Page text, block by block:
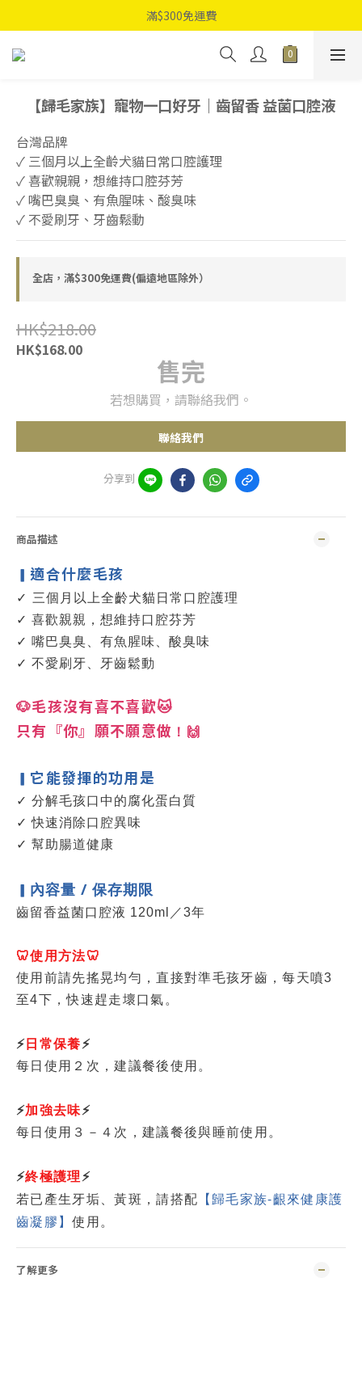
滿$300免運費
【歸毛家族】寵物一口好牙｜齒留香 益菌口腔液
台灣品牌
✓ 三個月以上全齡犬貓日常口腔護理
✓ 喜歡親親，想維持口腔芬芳
✓ 嘴巴臭臭、有魚腥味、酸臭味
✓ 不愛刷牙、牙齒鬆動
全店，滿$300免運費(偏遠地區除外）
HK$218.00
HK$168.00
售完
若想購買，請聯絡我們。
聯絡我們
分享到
商品描述
▎適合什麼毛孩
✓ 三個月以上全齡犬貓日常口腔護理
✓ 喜歡親親，想維持口腔芬芳
✓ 嘴巴臭臭、有魚腥味、酸臭味
✓ 不愛刷牙、牙齒鬆動
🐶毛孩沒有喜不喜歡🐱
只有『你』願不願意做 ！🙌
▎ 它能發揮的功用是
✓ 分解毛孩口中的腐化蛋白質
✓ 快速消除口腔異味
✓ 幫助腸道健康
▎ 內容量 /保存期限
齒留香益菌口腔液 120ml／3年
🦷使用方法🦷
使用前請先搖晃均勻，直接對準毛孩牙齒，每天噴3
至4下，快速趕走壞口氣。
⚡ 日常保養 ⚡
每日使用２次，建議餐後使用。
⚡加強去味 ⚡
每日使用３－４次，建議餐後與睡前使用。
⚡終極護理 ⚡
若已產生牙垢、黃斑，請搭配 【歸毛家族-齦來健康護
齒凝膠】使用。
了解更多